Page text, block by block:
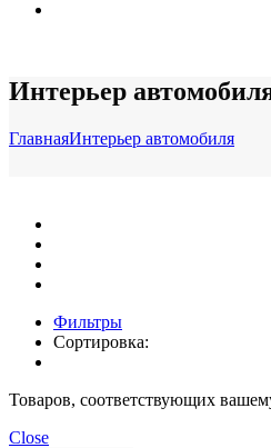
Интерьер
ГлавнаяИнтерьер автомобиля
Фильтры
Сортировка:
Товаров, соответствующих
Close